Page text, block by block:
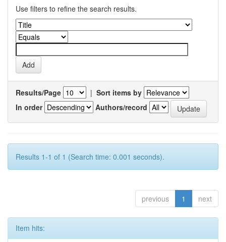
Use filters to refine the search results.
Results/Page | Sort items by
In order
Authors/record
Results 1-1 of 1 (Search time: 0.001 seconds).
previous 1 next
Item hits: